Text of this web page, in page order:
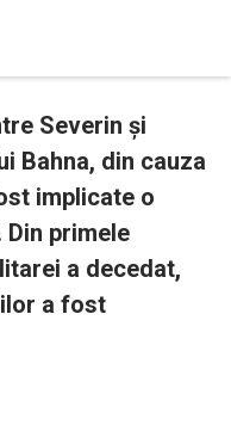
Severin și
Bahna, din cauza
implicate o
primele
a decedat,
a fost